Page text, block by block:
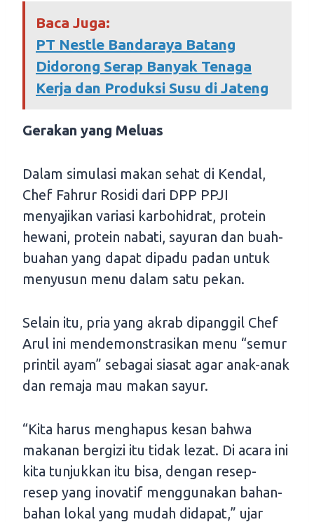
Baca Juga:
PT Nestle Bandaraya Batang
Didorong Serap Banyak Tenaga
Kerja dan Produksi Susu di Jateng
Gerakan yang Meluas
Dalam simulasi makan sehat di Kendal,
Chef Fahrur Rosidi dari DPP PPJI
menyajikan variasi karbohidrat, protein
hewani, protein nabati, sayuran dan buah-
buahan yang dapat dipadu padan untuk
menyusun menu dalam satu pekan.
Selain itu, pria yang akrab dipanggil Chef
Arul ini mendemonstrasikan menu “semur
printil ayam” sebagai siasat agar anak-anak
dan remaja mau makan sayur.
“Kita harus menghapus kesan bahwa
makanan bergizi itu tidak lezat. Di acara ini
kita tunjukkan itu bisa, dengan resep-
resep yang inovatif menggunakan bahan-
bahan lokal yang mudah didapat,” ujar